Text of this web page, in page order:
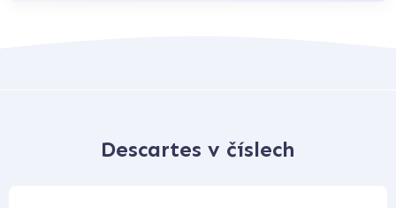
Descartes v číslech